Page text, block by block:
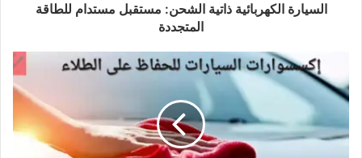
السيارة الكهربائية ذاتية الشحن: مستقبل مستدام للطاقة
المتجددة